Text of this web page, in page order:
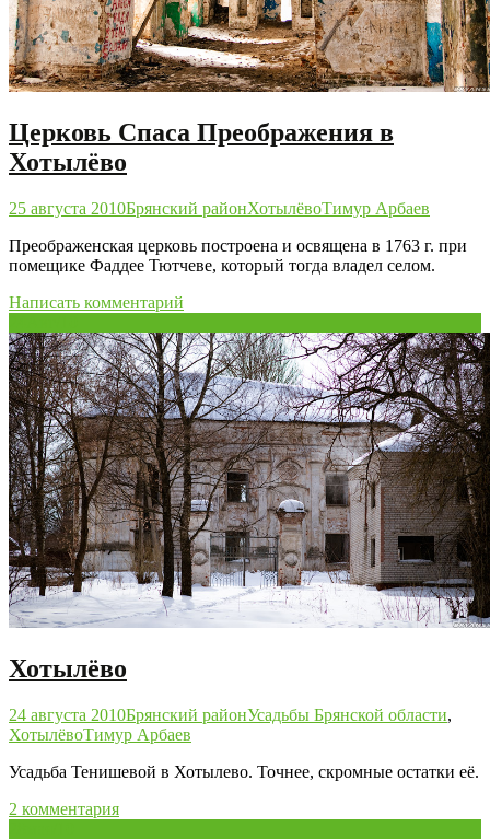
Церковь Спаса Преображения в
Хотылёво
25 августа 2010Брянский районХотылёвоТимур Арбаев
Преображенская церковь построена и освящена в 1763 г. при
помещике Фаддее Тютчеве, который тогда владел селом.
Написать комментарий
Хотылёво
24 августа 2010Брянский районУсадьбы Брянской области,
ХотылёвоТимур Арбаев
Усадьба Тенишевой в Хотылево. Точнее, скромные остатки её.
2 комментария